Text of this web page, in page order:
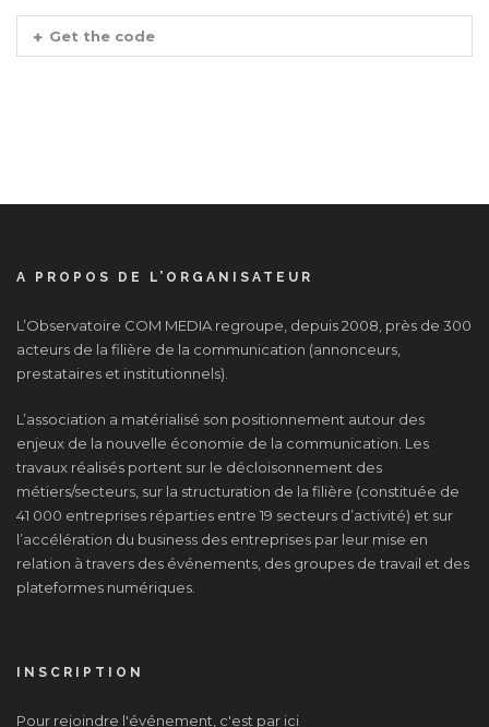
Get the code
A PROPOS DE L’ORGANISATEUR
L’Observatoire COM MEDIA regroupe, depuis 2008, près de 300
acteurs de la filière de la communication (annonceurs,
prestataires et institutionnels).
L’association a matérialisé son positionnement autour des
enjeux de la nouvelle économie de la communication. Les
travaux réalisés portent sur le décloisonnement des
métiers/secteurs, sur la structuration de la filière (constituée de
41 000 entreprises réparties entre 19 secteurs d’activité) et sur
l’accélération du business des entreprises par leur mise en
relation à travers des événements, des groupes de travail et des
plateformes numériques.
INSCRIPTION
Pour rejoindre l'événement, c'est par ici